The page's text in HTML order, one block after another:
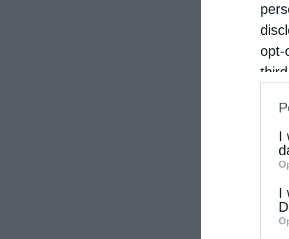
opt-
I
I